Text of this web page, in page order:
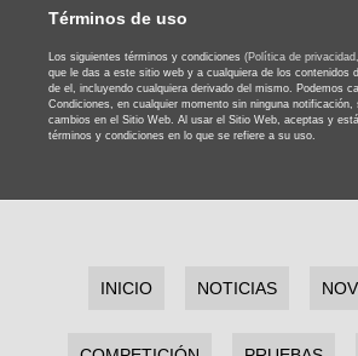
Términos de uso
Los siguientes términos y condiciones (Política de privacidad,
que le das a este sitio web y a cualquiera de los contenidos
de el, incluyendo cualquiera derivado del mismo. Podemos
Condiciones, en cualquier momento sin ninguna notificación,
cambios en el Sitio Web. Al usar el Sitio Web, aceptas y
términos y condiciones en lo que se refiere a su uso.
INICIO NOTICIAS